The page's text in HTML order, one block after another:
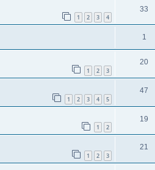
1 2 3 4
33
1
1 2 3
20
1 2 3 4 5
47
1 2
19
1 2 3
21